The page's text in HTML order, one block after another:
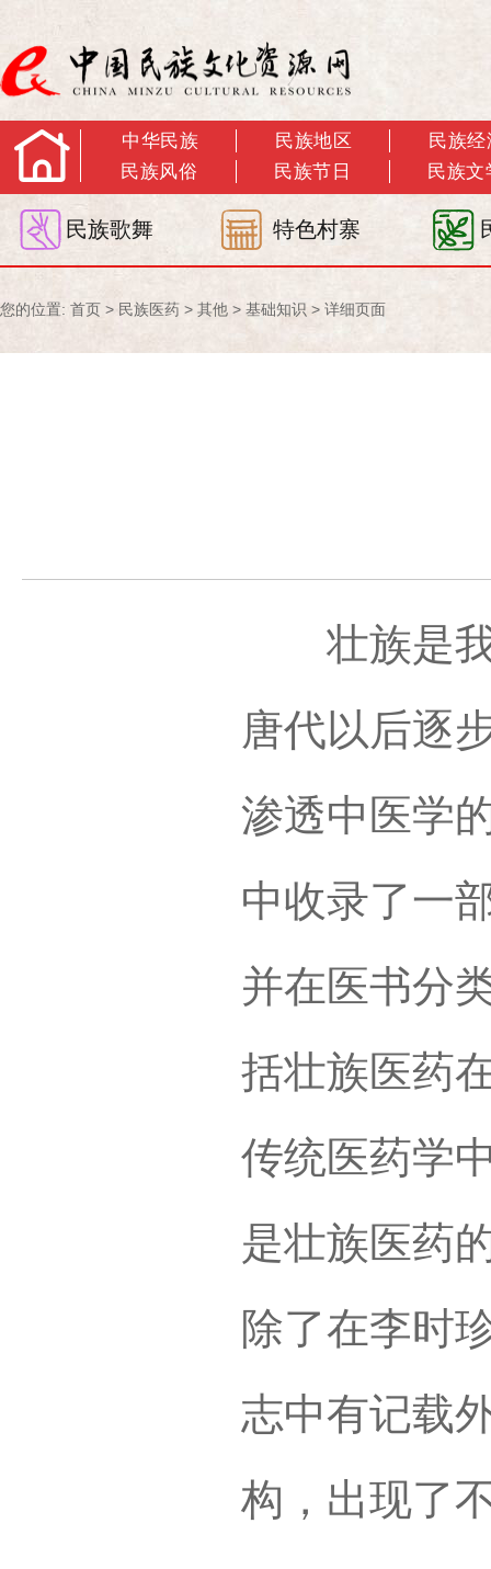
中华民族 民族地区
民族经
民族风俗
民族节日 民族文
民族歌舞 特色村寨
您的位置: 首页 > 民族医药 > 其他 > 基础知识 > 详细页面
壮族是我
唐代以后逐
渗透中医学
中收录了一
并在医书分
括壮族医药
传统医药学
是壮族医药
除了在李时
志中有记载
构，出现了